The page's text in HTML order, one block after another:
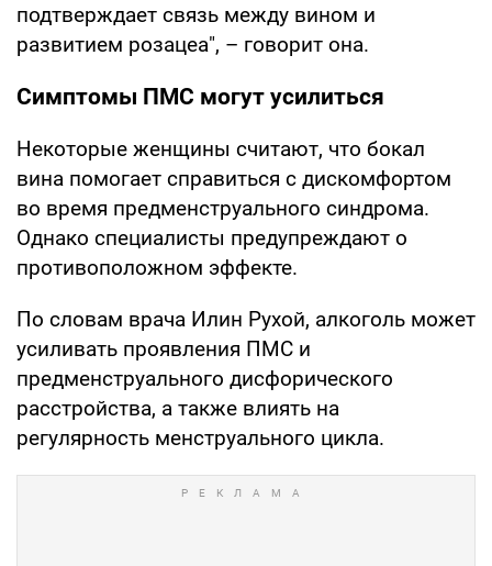
подтверждает связь между вином и
развитием розацеа", – говорит она.
Симптомы ПМС могут усилиться
Некоторые женщины считают, что бокал
вина помогает справиться с дискомфортом
во время предменструального синдрома.
Однако специалисты предупреждают о
противоположном эффекте.
По словам врача Илин Рухой, алкоголь может
усиливать проявления ПМС и
предменструального дисфорического
расстройства, а также влиять на
регулярность менструального цикла.